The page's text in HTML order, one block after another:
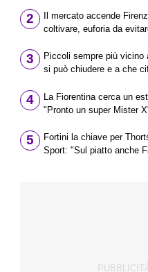
2
Il mercato accende
coltivare, euforia da
3
Piccoli sempre più vicino
si può chiudere e a che
4
La Fiorentina cerca un
"Pronto un super Mister
5
Fortini la chiave per
Sport: "Sul piatto anche